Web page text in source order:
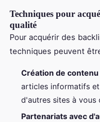
Techniques pour
qualité
Pour acquérir des
techniques peuvent
Création de
articles informatifs
d'autres sites à vous
Partenariats avec